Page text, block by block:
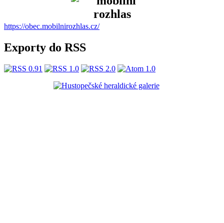
https://obec.mobilnirozhlas.cz/
Exporty do RSS